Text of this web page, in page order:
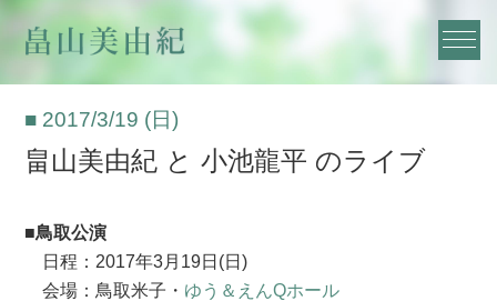
■ 2017/3/19 (日)
畠山美由紀 と 小池龍平 のライブ
■鳥取公演
日程：2017年3月19日(日)
会場：鳥取米子・ ゆう＆えんQホール